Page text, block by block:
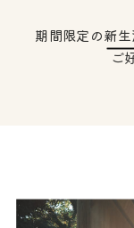
期間限定の新
ご